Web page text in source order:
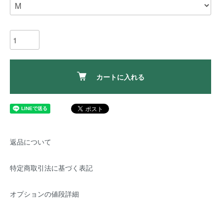
カートに入れる
返品について
特定商取引法に基づく表記
オプションの値段詳細